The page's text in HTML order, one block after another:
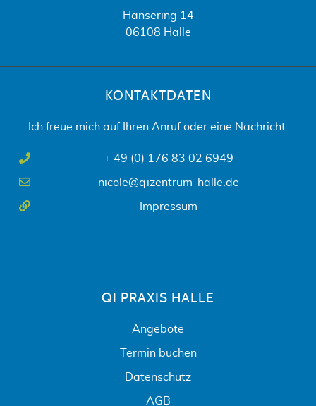
Hansering 14
06108 Halle
KONTAKTDATEN
Ich freue mich auf Ihren Anruf oder eine Nachricht.
+ 49 (0) 176 83 02 6949
nicole@qizentrum-halle.de
Impressum
QI PRAXIS HALLE
Angebote
Termin buchen
Datenschutz
AGB